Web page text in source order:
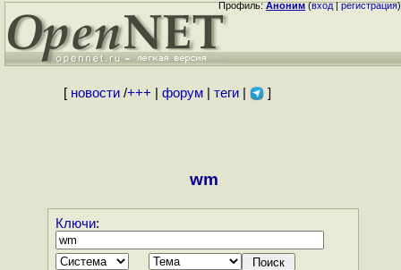
Профиль:Аноним(вход|регистрация)
[ новости/+++ форум| теги| ]
wm
Ключи: